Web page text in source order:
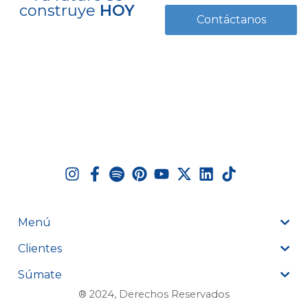
construye HOY Contáctanos
Menú
Clientes
Súmate
® 2024, Derechos Reservados